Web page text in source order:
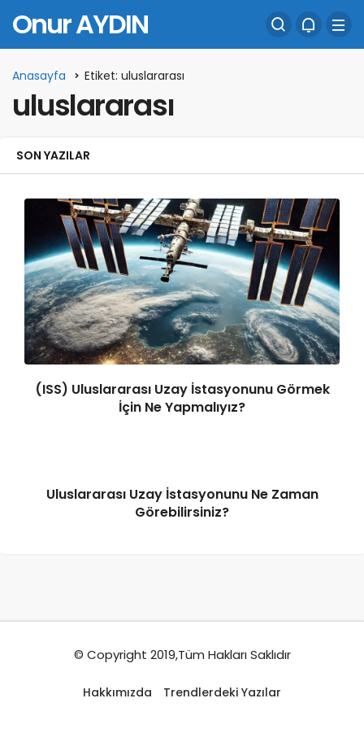
Onur AYDIN
Anasayfa Etiket: uluslararası
uluslararası
SON YAZILAR
(ISS) Uluslararası Uzay İstasyonunu Görmek
İçin Ne Yapmalıyız?
Uluslararası Uzay İstasyonunu Ne Zaman
Görebilirsiniz?
© Copyright 2019,Tüm Hakları Saklıdır
Hakkımızda Trendlerdeki Yazılar